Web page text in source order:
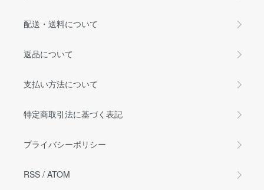
配送・送料について
返品について
支払い方法について
特定商取引法に基づく表記
プライバシーポリシー
RSS / ATOM